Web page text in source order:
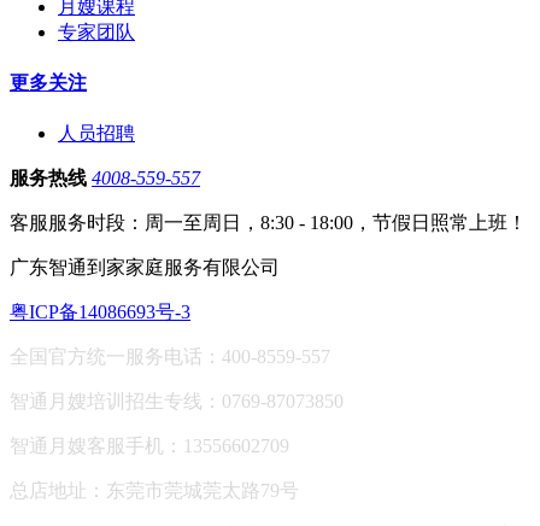
月嫂课程
专家团队
更多关注
人员招聘
服务热线 4008-559-557
客服服务时段：周一至周日，8:30 - 18:00，节假日照常上班！
广东智通到家家庭服务有限公司
粤ICP备14086693号-3
全国官方统一服务电话：400-8559-557
智通月嫂培训招生专线：0769-87073850
智通月嫂客服手机：13556602709
总店地址：东莞市莞城莞太路79号